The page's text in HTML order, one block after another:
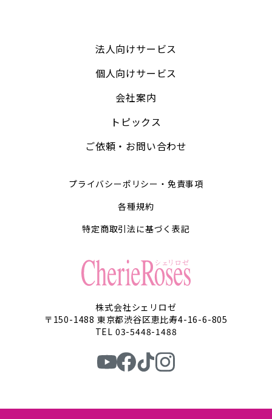
法人向けサービス
個人向けサービス
会社案内
トピックス
ご依頼・お問い合わせ
プライバシーポリシー・免責事項
各種規約
特定商取引法に基づく表記
株式会社シェリロゼ
〒150-1488 東京都渋谷区恵比寿4-16-6-805
TEL 03-5448-1488